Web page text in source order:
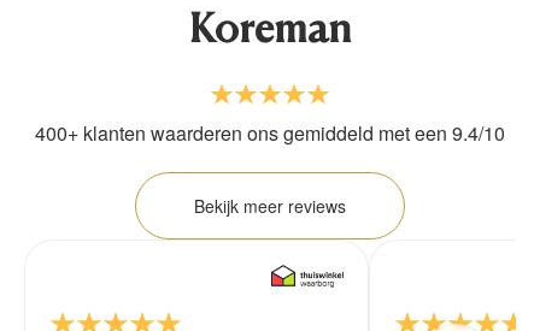
Koreman
400+ klanten waarderen ons gemiddeld met een 9.4/10
Bekijk meer reviews